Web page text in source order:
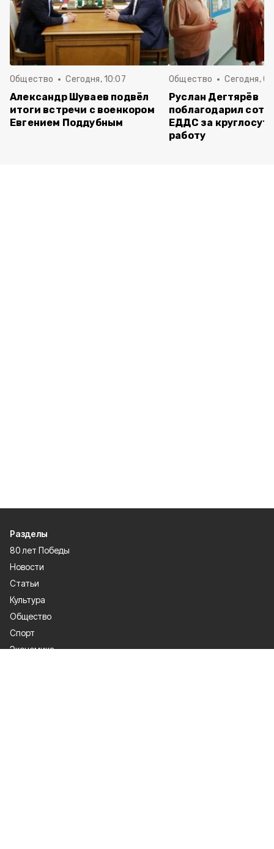
Общество Сегодня, 10:07
Александр Шуваев подвёл
итоги встречи с военкором
Евгением Поддубным
Общество Сегодня,
Руслан Дегтярёв
поблагодарил
ЕДДС за
работу
Разделы
80 лет Победы
Новости
Статьи
Культура
Общество
Спорт
Экономика